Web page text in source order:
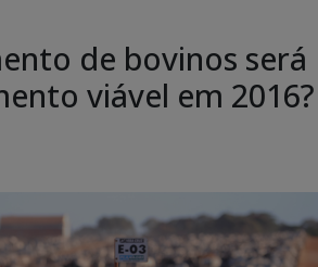
de bovinos será
viável em 2016?